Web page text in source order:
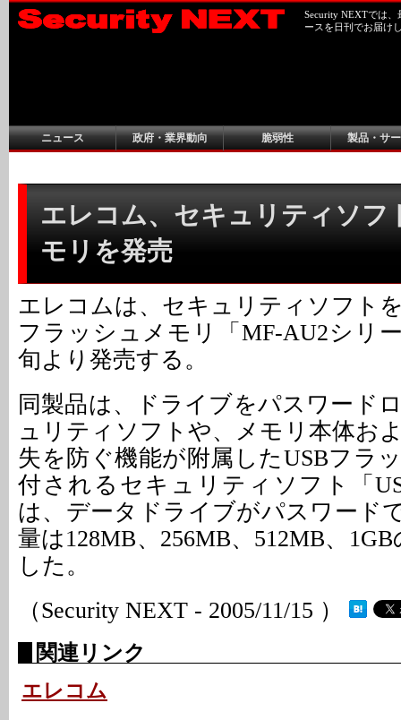
Security NEXTでは
ースを日刊でお届け
ニュース 政府・業界動向 脆弱性 製品・サ
エレコム、セキュリティソフ
モリを発売
エレコムは、セキュリティソフト
フラッシュメモリ「MF-AU2シリ
旬より発売する。
同製品は、ドライブをパスワード
ュリティソフトや、メモリ本体お
失を防ぐ機能が附属したUSBフラ
付されるセキュリティソフト「
は、データドライブがパスワード
量は128MB、256MB、512MB、
した。
（Security NEXT - 2005/11/15 ）
関連リンク
エレコム